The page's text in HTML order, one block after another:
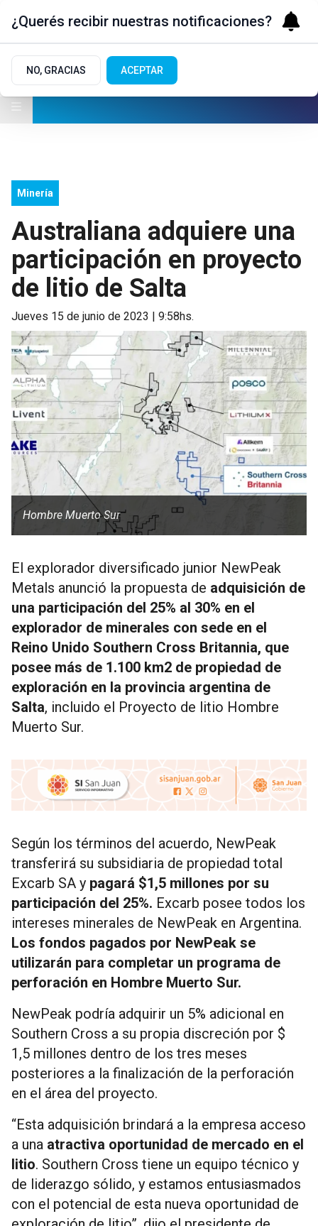
Minería
Australiana adquiere una
participación en proyecto
de litio de Salta
jueves 15 de junio de 2023 | 9:58hs.
Hombre Muerto Sur
El explorador diversificado junior NewPeak
Metals anunció la propuesta de adquisición de
una participación del 25% al ​​30% en el
explorador de minerales con sede en el
Reino Unido Southern Cross Britannia, que
posee más de 1.100 km2 de propiedad de
exploración en la provincia argentina de
Salta, incluido el Proyecto de litio Hombre
Muerto Sur.
Según los términos del acuerdo, NewPeak
transferirá su subsidiaria de propiedad total
Excarb SA y pagará $1,5 millones por su
participación del 25%. Excarb posee todos los
intereses minerales de NewPeak en Argentina.
Los fondos pagados por NewPeak se
utilizarán para completar un programa de
perforación en Hombre Muerto Sur.
NewPeak podría adquirir un 5% adicional en
Southern Cross a su propia discreción por $
1,5 millones dentro de los tres meses
posteriores a la finalización de la perforación
en el área del proyecto.
“Esta adquisición brindará a la empresa acceso
a una atractiva oportunidad de mercado en el
litio. Southern Cross tiene un equipo técnico y
de liderazgo sólido, y estamos entusiasmados
con el potencial de esta nueva oportunidad de
¿Querés recibir nuestras notificaciones?
NO, GRACIAS ACEPTAR